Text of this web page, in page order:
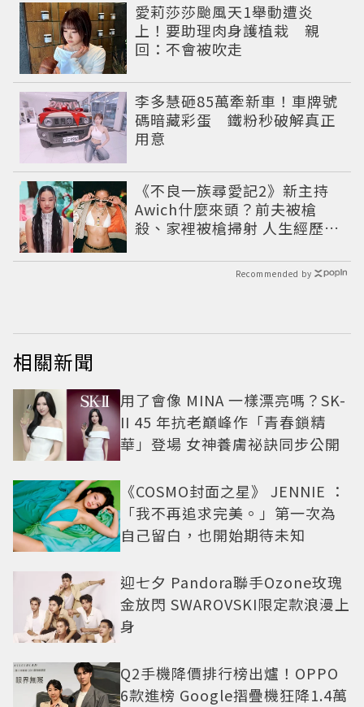
愛莉莎莎颱風天1舉動遭炎
上！要助理肉身護植栽 親
回：不會被吹走
李多慧砸85萬牽新車！車牌號
碼暗藏彩蛋 鐵粉秒破解真正
用意
《不良一族尋愛記2》新主持
Awich什麼來頭？前夫被槍
殺、家裡被槍掃射 人生經歷比
Recommended by
相關新聞
用了會像 MINA 一樣漂亮嗎？SK-
II 45 年抗老巔峰作「青春鎖精
華」登場 女神養膚祕訣同步公開
《COSMO封面之星》 JENNIE ：
「我不再追求完美。」第一次為
自己留白，也開始期待未知
迎七夕 Pandora聯手Ozone玫瑰
金放閃 SWAROVSKI限定款浪漫上
身
Q2手機降價排行榜出爐！OPPO
6款進榜 Google摺疊機狂降1.4萬